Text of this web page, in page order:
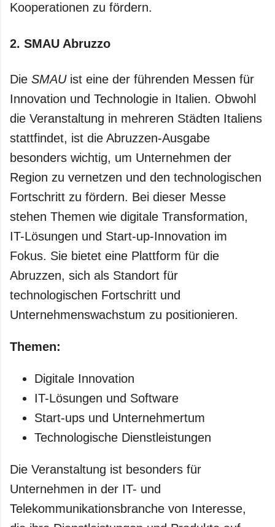
Kooperationen zu fördern.
2. SMAU Abruzzo
Die SMAUist eine der führenden Messen für
Innovation und Technologie in Italien. Obwohl
die Veranstaltung in mehreren Städten Italiens
stattfindet, ist die Abruzzen-Ausgabe
besonders wichtig, um Unternehmen der
Region zu vernetzen und den technologischen
Fortschritt zu fördern. Bei dieser Messe
stehen Themen wie digitale Transformation,
IT-Lösungen und Start-up-Innovation im
Fokus. Sie bietet eine Plattform für die
Abruzzen, sich als Standort für
technologischen Fortschritt und
Unternehmenswachstum zu positionieren.
Themen:
Digitale Innovation
IT-Lösungen und Software
Start-ups und Unternehmertum
Technologische Dienstleistungen
Die Veranstaltung ist besonders für
Unternehmen in der IT- und
Telekommunikationsbranche von Interesse,